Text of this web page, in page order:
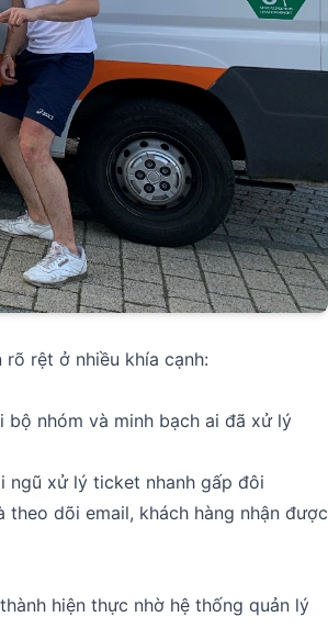
rệt ở nhiều khía cạnh:
bộ nhóm và minh bạch ai đã xử lý
ngũ xử lý ticket nhanh gấp đôi
dõi email, khách hàng nhận được
hiện thực nhờ hệ thống quản lý